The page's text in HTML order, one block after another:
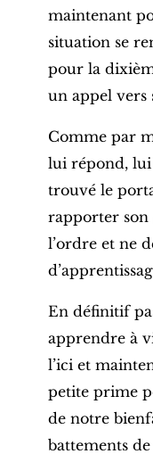
maintenant
situation se
pour la
un appel vers
Comme par
lui répond, lui
trouvé le
rapporter son
l’ordre et ne
En définitif
apprendre à
l’ici et
petite prime
de notre
battements